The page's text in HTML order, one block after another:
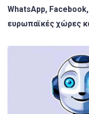
WhatsApp,
ευρωπαϊκές χώρες